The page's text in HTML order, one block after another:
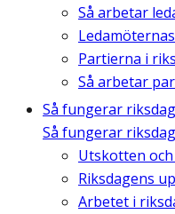
Så arbetar
Partierna i
Så arbetar
Så fungerar
Så fungerar
Utskotten
Riksdagens
Arbetet i